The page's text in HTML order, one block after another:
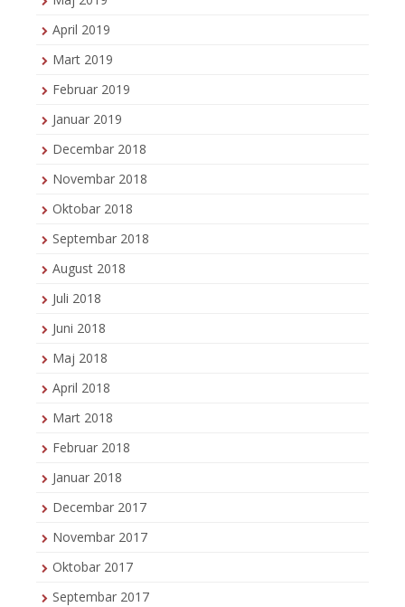
April 2019
Mart 2019
Februar 2019
Januar 2019
Decembar 2018
Novembar 2018
Oktobar 2018
Septembar 2018
August 2018
Juli 2018
Juni 2018
Maj 2018
April 2018
Mart 2018
Februar 2018
Januar 2018
Decembar 2017
Novembar 2017
Oktobar 2017
Septembar 2017